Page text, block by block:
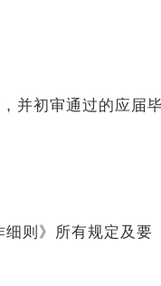
并初审通过的应届
则》所有规定及要